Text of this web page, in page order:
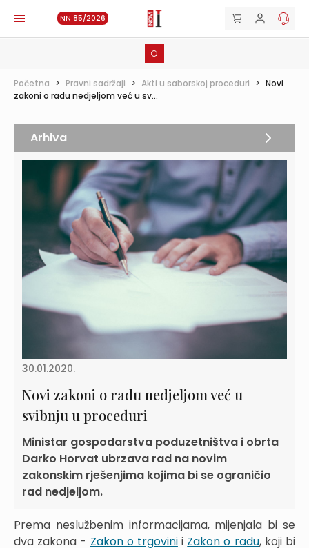
NN 85/2026
Početna > Pravni sadržaji > Akti u saborskoj proceduri > Novi
zakoni o radu nedjeljom već u sv...
30.01.2020.
Novi zakoni o radu nedjeljom već u
svibnju u proceduri
Ministar gospodarstva poduzetništva i obrta
Darko Horvat ubrzava rad na novim
zakonskim rješenjima kojima bi se ograničio
rad nedjeljom.
Prema neslužbenim informacijama, mijenjala bi se
dva zakona - Zakon o trgovinii Zakon o radu, koji bi
Arhiva